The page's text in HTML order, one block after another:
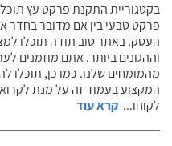
בקטגוריית התקנת פרקט עץ
פרקט טבעי בין אם מדובר בחדר
העסק. באתר טוב תודה תוכלו
וההגונים ביותר. אתם מוזמנים
מהמומחים שלנו. כמו כן, תוכלו
המקצוע בעמוד זה על מנת
לקוחו... קרא עוד